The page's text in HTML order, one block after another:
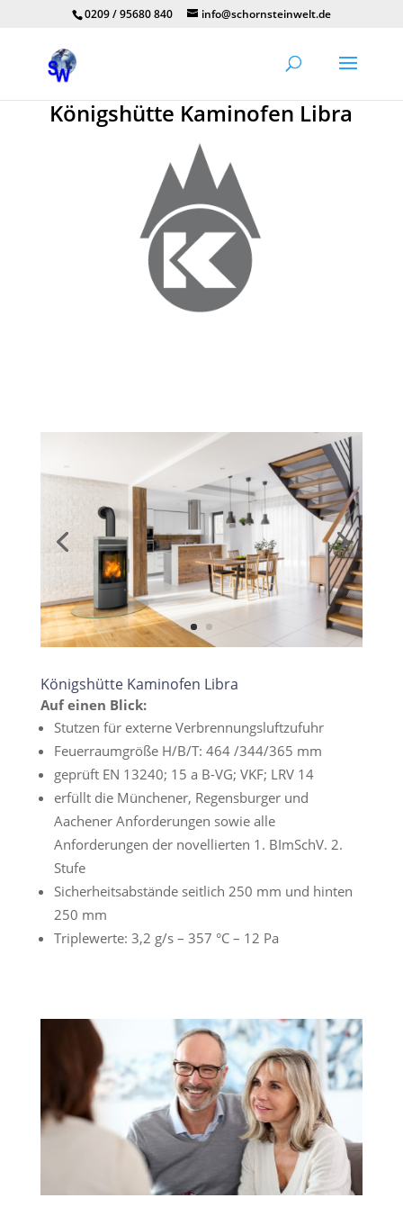
0209 / 95680 840 info@schornsteinwelt.de
Königshütte Kaminofen Libra
Königshütte Kaminofen Libra
Auf einen Blick:
Stutzen für externe Verbrennungsluftzufuhr
Feuerraumgröße H/B/T: 464 /344/365 mm
geprüft EN 13240; 15 a B-VG; VKF; LRV 14
erfüllt die Münchener, Regensburger und
Aachener Anforderungen sowie alle
Anforderungen der novellierten 1. BImSchV. 2.
Stufe
Sicherheitsabstände seitlich 250 mm und hinten
250 mm
Triplewerte: 3,2 g/s – 357 °C – 12 Pa